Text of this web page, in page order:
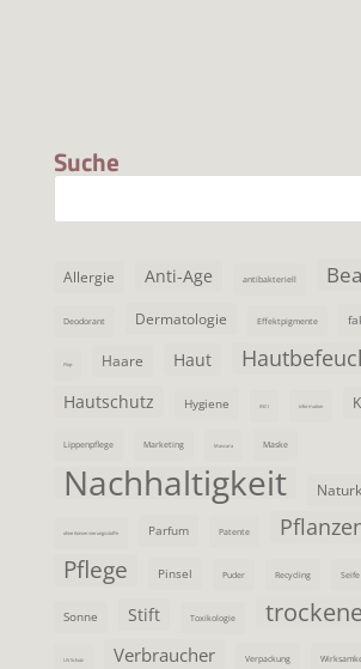
Suche
Allergie Anti-Age antibakteriell
Deodorant Dermatologie Effektpigmente
Flop Haare Haut
Hautschutz Hygiene INCI Information
Lippenpflege Marketing Mascara Maske
Nachhaltigkeit
ohne Konservierungsstoffe Parfum Patente
Pflege Pinsel Puder Recycling Seife
Sonne Stift Toxikologie
UV Schutz Verbraucher Verpackung